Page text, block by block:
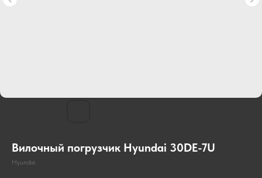
Вилочный погрузчик Hyundai 30DE-7U
Hyundai